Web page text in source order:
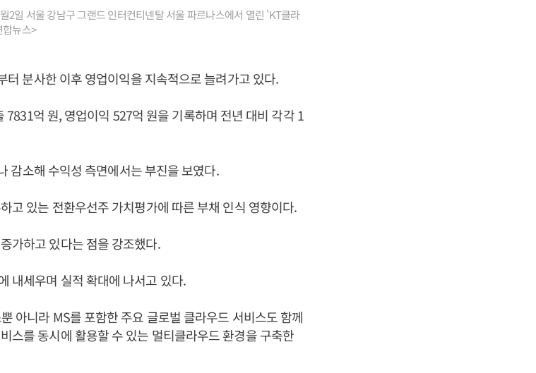
2일 서울 강남구 그랜드 인터컨티넨탈 서울 파르나스에서 열린 'KT클라
뉴스>
분사한 이후 영업이익을 지속적으로 늘려가고 있다.
억 원, 영업이익 527억 원을 기록하며 전년 대비 각각 1
감소해 수익성 측면에서는 부진을 보였다.
고 있는 전환우선주 가치평가에 따른 부채 인식 영향이다.
가하고 있다는 점을 강조했다.
내세우며 실적 확대에 나서고 있다.
아니라 MS를 포함한 주요 글로벌 클라우드 서비스도 함께
스를 동시에 활용할 수 있는 멀티클라우드 환경을 구축한